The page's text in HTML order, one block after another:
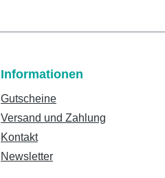
Informationen
Gutscheine
Versand und Zahlung
Kontakt
Newsletter